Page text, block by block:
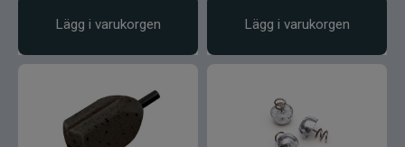
Lägg i varukorgen Lägg i varukorgen